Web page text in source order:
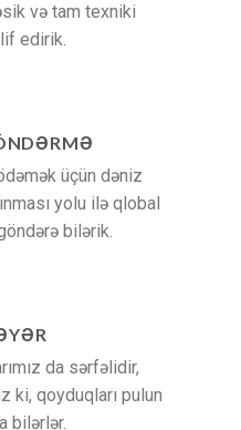
və tam texniki
edirik.
üçün dəniz
yolu ilə qlobal
bilərik.
da sərfəlidir,
ki, qoyduqları pulun
bilərlər.